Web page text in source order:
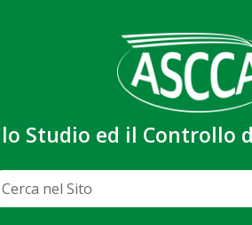
Studio ed il